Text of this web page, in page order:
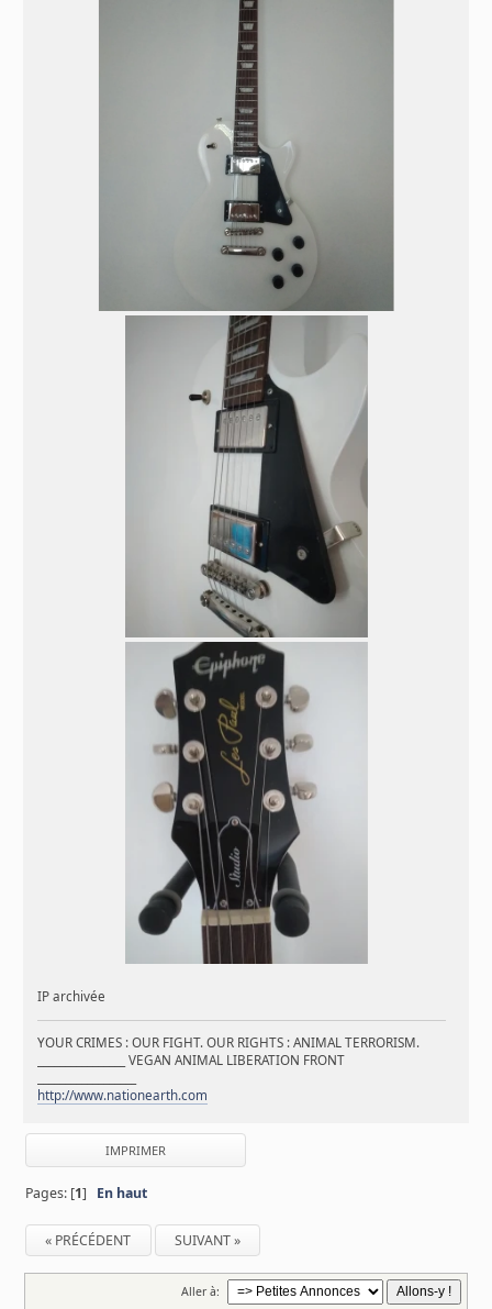
IP archivée
YOUR CRIMES : OUR FIGHT. OUR RIGHTS : ANIMAL TERRORISM.
________________ VEGAN ANIMAL LIBERATION FRONT
http://www.nationearth.com
IMPRIMER
Pages: [1] En haut
« PRÉCÉDENT SUIVANT »
Aller à: